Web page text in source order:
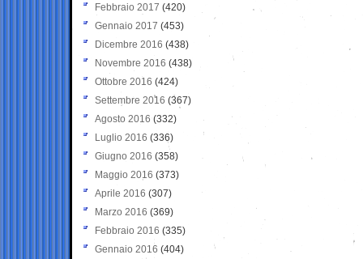
Febbraio 2017 (420)
Gennaio 2017 (453)
Dicembre 2016 (438)
Novembre 2016 (438)
Ottobre 2016 (424)
Settembre 2016 (367)
Agosto 2016 (332)
Luglio 2016 (336)
Giugno 2016 (358)
Maggio 2016 (373)
Aprile 2016 (307)
Marzo 2016 (369)
Febbraio 2016 (335)
Gennaio 2016 (404)